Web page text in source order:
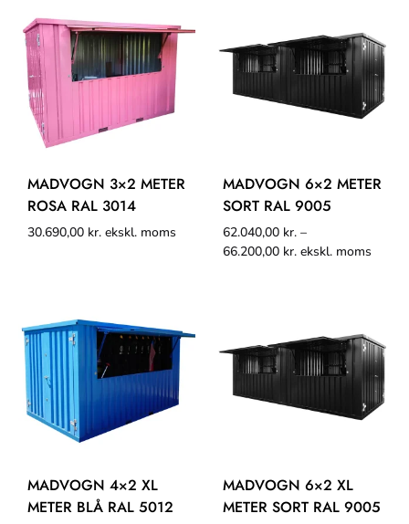
MADVOGN 3×2 METER
ROSA RAL 3014
30.690,00 kr. ekskl. moms
MADVOGN 6×2 METER
SORT RAL 9005
62.040,00 kr. –
66.200,00 kr. ekskl. moms
MADVOGN 4×2 XL
METER BLÅ RAL 5012
MADVOGN 6×2 XL
METER SORT RAL 9005